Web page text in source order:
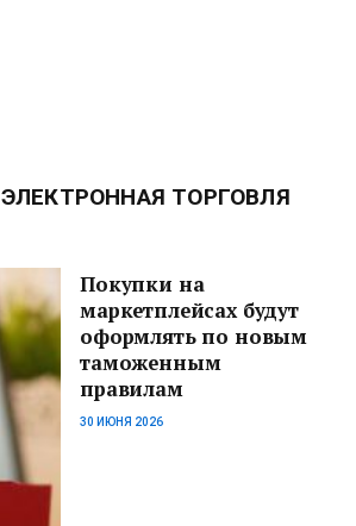
ЭЛЕКТРОННАЯ ТОРГОВЛЯ
Покупки на
маркетплейсах будут
оформлять по новым
таможенным
правилам
30 ИЮНЯ 2026